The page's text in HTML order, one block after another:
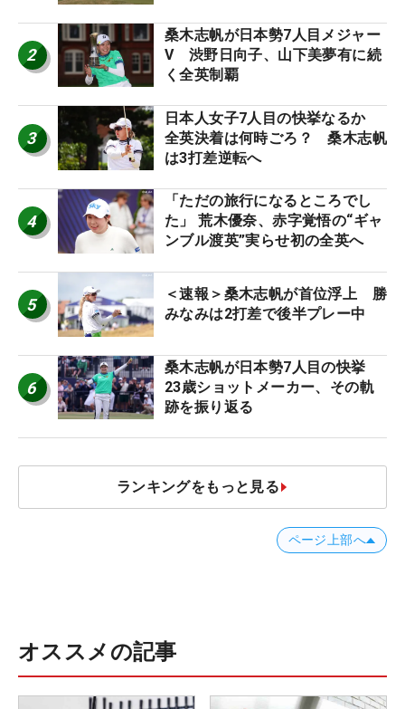
2
桑木志帆が日本勢7人目メジャー
V 渋野日向子、山下美夢有に続
く全英制覇
3
日本人女子7人目の快挙なるか
全英決着は何時ごろ？ 桑木志帆
は3打差逆転へ
4
「ただの旅行になるところでし
た」 荒木優奈、赤字覚悟の“ギャ
ンブル渡英”実らせ初の全英へ
5
＜速報＞桑木志帆が首位浮上 勝
みなみは2打差で後半プレー中
6
桑木志帆が日本勢7人目の快挙
23歳ショットメーカー、その軌
跡を振り返る
ランキングをもっと見る
ページ上部へ
オススメの記事